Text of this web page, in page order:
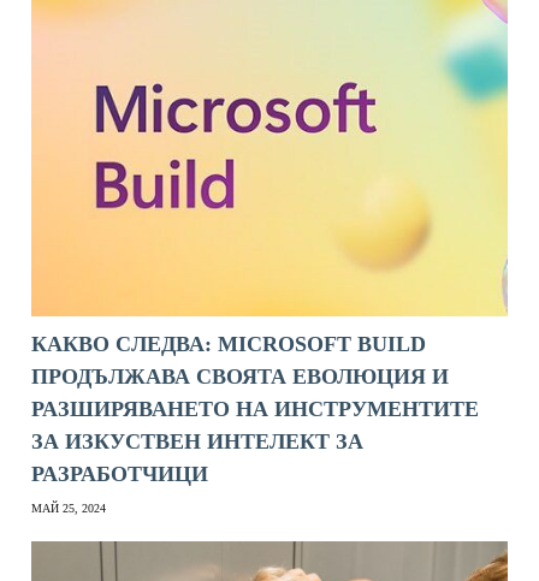
КАКВО СЛЕДВА: MICROSOFT BUILD
ПРОДЪЛЖАВА СВОЯТА ЕВОЛЮЦИЯ И
РАЗШИРЯВАНЕТО НА ИНСТРУМЕНТИТЕ
ЗА ИЗКУСТВЕН ИНТЕЛЕКТ ЗА
РАЗРАБОТЧИЦИ
МАЙ 25, 2024